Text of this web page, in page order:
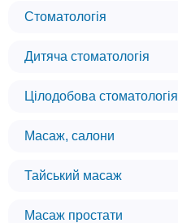
Стоматологія
Дитяча стоматологія
Цілодобова стоматологія
Масаж, салони
Тайський масаж
Масаж простати